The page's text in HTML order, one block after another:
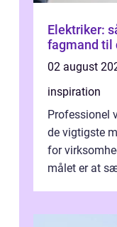
Elektriker:
fagmand til
02 august
inspiration
Professionel
de vigtigste
for
målet er at